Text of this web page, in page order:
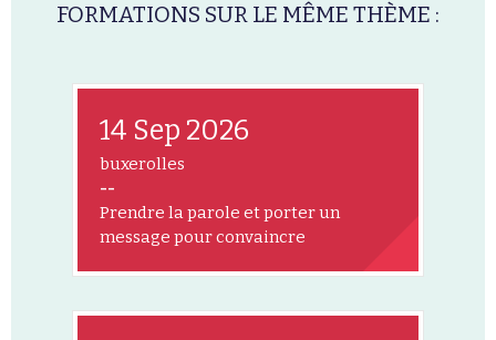
FORMATIONS SUR LE MÊME THÈME :
14 Sep 2026
buxerolles
--
Prendre la parole et porter un
message pour convaincre